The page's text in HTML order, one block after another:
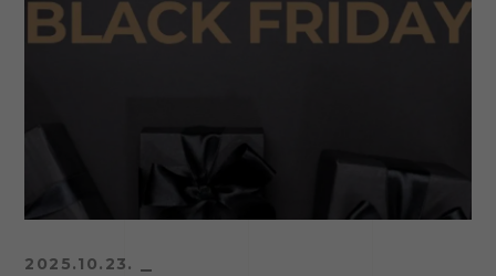
2025.10.23.